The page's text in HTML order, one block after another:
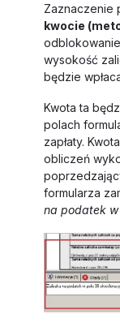
Zaznaczenie
kwocie
wysokość
będzie
Kwota ta
polach
zapłaty.
obliczeń
formularza
na podatek w